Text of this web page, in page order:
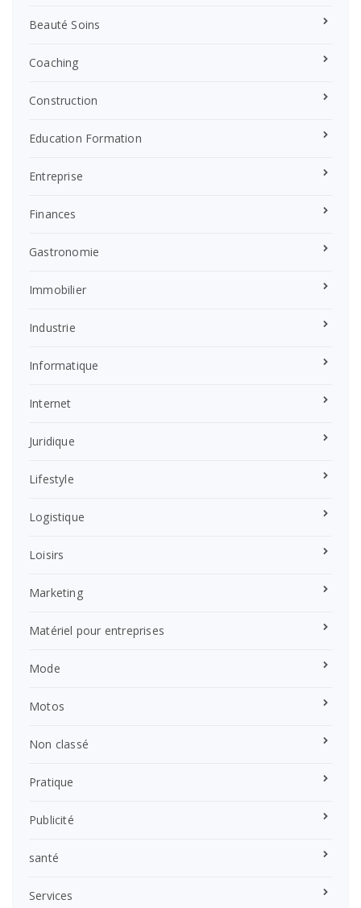
Beauté Soins
Coaching
Construction
Education Formation
Entreprise
Finances
Gastronomie
Immobilier
Industrie
Informatique
Internet
Juridique
Lifestyle
Logistique
Loisirs
Marketing
Matériel pour entreprises
Mode
Motos
Non classé
Pratique
Publicité
santé
Services